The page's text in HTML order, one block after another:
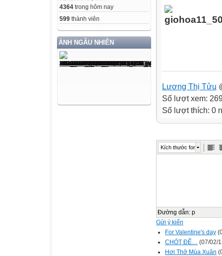
4364 trong hôm nay
599 thành viên
ẢNH NGẪU NHIÊN
Lương Thị Tửu
Số lượt xem:
Số lượt thích: 0
Kích thước font
Đường dẫn: p
Gửi ý kiến
For Valentine's day
CHÓT ĐỂ…
(07/02/
Hơi Thở Mùa Xuân